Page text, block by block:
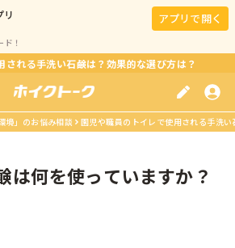
リ
！
アプリで開く
される手洗い石鹸は？効果的な選び方は？
境」のお悩み相談 園児や職員のトイレで使用される手洗
は何を使っていますか？